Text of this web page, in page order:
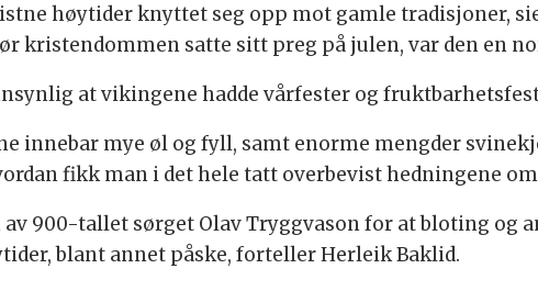
høytider knyttet seg opp mot gamle tradisjoner,
kristendommen satte sitt preg på julen, var den en
at vikingene hadde vårfester og
innebar mye øl og fyll, samt enorme mengder
fikk man i det hele tatt overbevist hedningene
av 900-tallet sørget Olav Tryggvason for at bloting og
blant annet påske, forteller Herleik Baklid.